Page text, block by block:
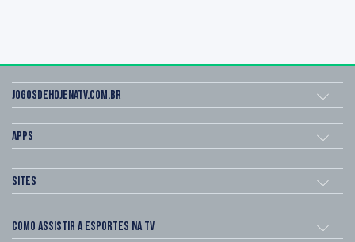
Jogosdehojenatv.com.br
Apps
Sites
Como assistir a esportes na TV